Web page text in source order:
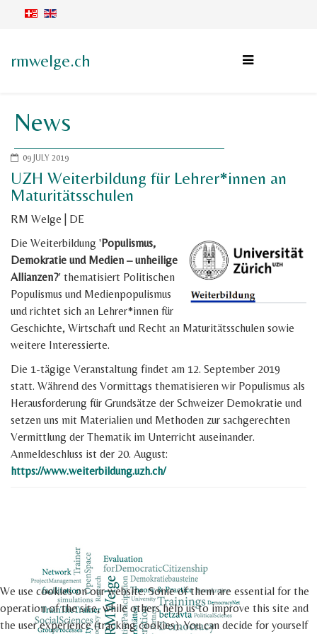
rmwelge.ch
News
09 JULY 2019
UZH Weiterbildung für Lehrer*innen an
Maturitätsschulen
RM Welge | DE
Die Weiterbildung 'Populismus,
Demokratie und Medien – unheilige
Allianzen?' thematisiert Politischen
Populismus und Medienpopulismus
und richtet sich an Lehrer*innen für
Geschichte, Wirtschaft und Recht an Maturitätsschulen sowie
weitere Interessierte.
Die 1-tägige Veranstaltung findet am 12. September 2019
statt. Während des Vormittags thematisieren wir Populismus als
Herausforderung für Grundsätze der Schweizer Demokratie und
setzen uns mit Materialien und Methoden zur sachgerechten
Vermittlung der Thematik im Unterricht auseinander.
Anmeldeschluss ist der 20. August:
https://www.weiterbildung.uzh.ch/
We use cookies on our website. Some of them are essential for the
operation of the site, while others help us to improve this site and
the user experience (tracking cookies). You can decide for yourself